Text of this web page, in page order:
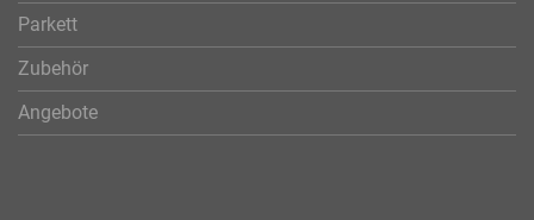
Parkett
Zubehör
Angebote